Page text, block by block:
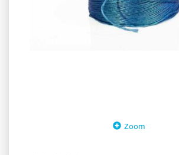
Zoom